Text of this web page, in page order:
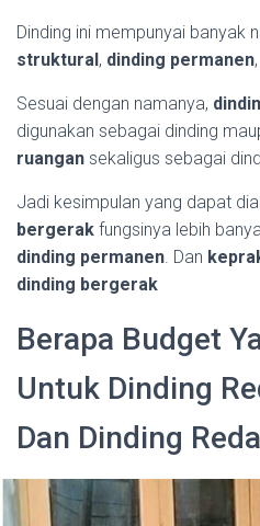
Dinding ini mempunyai banyak
struktural, dinding permanen,
Sesuai dengan namanya,
digunakan sebagai dinding
ruangan sekaligus sebagai
Jadi kesimpulan yang dapat
bergerak fungsinya lebih
dinding permanen. Dan
dinding bergerak
Berapa Budget
Untuk Dinding
Dan Dinding